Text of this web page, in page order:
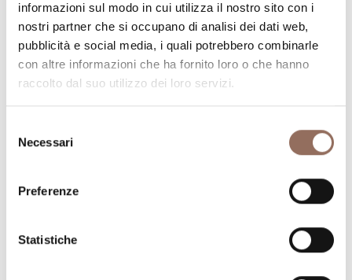
informazioni sul modo in cui utilizza il nostro sito con i
nostri partner che si occupano di analisi dei dati web,
pubblicità e social media, i quali potrebbero combinarle
con altre informazioni che ha fornito loro o che hanno
raccolto dal suo utilizzo dei loro servizi.
delNecessari
Preferenze
Statistiche
Pianifica dove dormire, dove mangiare, cosa fare e
visitare in ogni angolo di Langhe Monferrato Roero, con
un occhio al meteo in tempo reale